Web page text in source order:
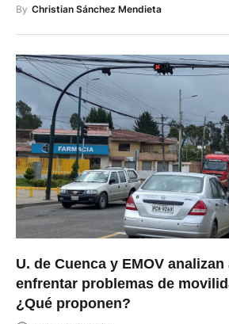
By Christian Sánchez Mendieta
U. de Cuenca y EMOV
enfrentar problemas de
¿Qué proponen?